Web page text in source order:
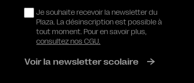
RGPDJe souhaite recevoir la newsletter du
Plaza. La désinscription est possible à
tout moment. Pour en savoir plus,
consultez nos CGU.
Voir la newsletter scolaire